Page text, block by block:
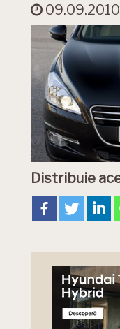
09.09.2010
Distribuie